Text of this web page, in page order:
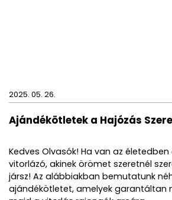
2025. 05. 26.
Ajándékötletek a Hajózás
Kedves Olvasók! Ha van az
vitorlázó, akinek örömet szeretnél
jársz! Az alábbiakban bemutatunk
ajándékötletet, amelyek garantáltan